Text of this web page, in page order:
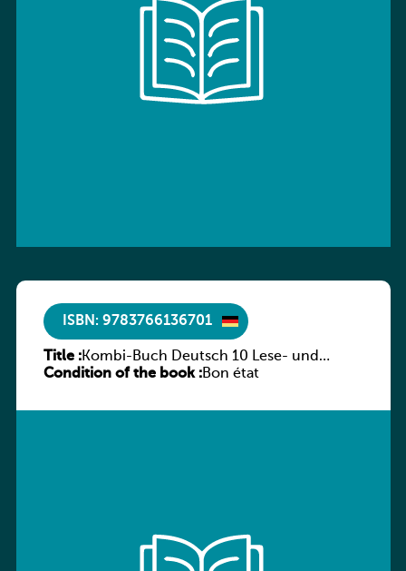
ISBN: 9783766136701
Title :Kombi-Buch Deutsch 10 Lese- und
Sprachbuch
Condition of the book :Bon état